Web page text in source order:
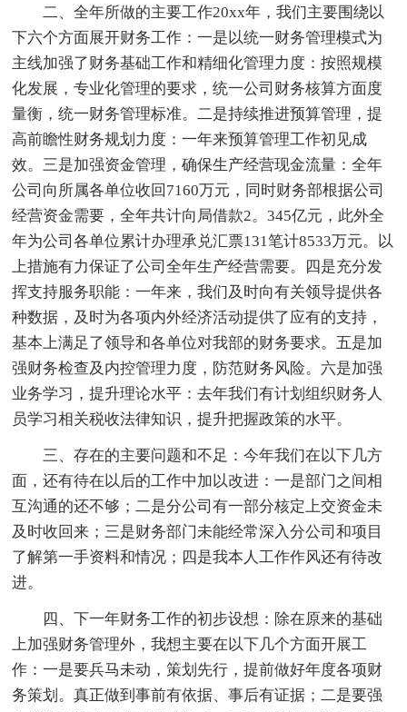
二、全年所做的主要工作20xx年，我们主要围绕以
下六个方面展开财务工作：一是以统一财务管理模式为
主线加强了财务基础工作和精细化管理力度：按照规模
化发展，专业化管理的要求，统一公司财务核算方面度
量衡，统一财务管理标准。二是持续推进预算管理，提
高前瞻性财务规划力度：一年来预算管理工作初见成
效。三是加强资金管理，确保生产经营现金流量：全年
公司向所属各单位收回7160万元，同时财务部根据公司
经营资金需要，全年共计向局借款2。345亿元，此外全
年为公司各单位累计办理承兑汇票131笔计8533万元。以
上措施有力保证了公司全年生产经营需要。四是充分发
挥支持服务职能：一年来，我们及时向有关领导提供各
种数据，及时为各项内外经济活动提供了应有的支持，
基本上满足了领导和各单位对我部的财务要求。五是加
强财务检查及内控管理力度，防范财务风险。六是加强
业务学习，提升理论水平：去年我们有计划组织财务人
员学习相关税收法律知识，提升把握政策的水平。
三、存在的主要问题和不足：今年我们在以下几方
面，还有待在以后的工作中加以改进：一是部门之间相
互沟通的还不够；二是分公司有一部分核定上交资金未
及时收回来；三是财务部门未能经常深入分公司和项目
了解第一手资料和情况；四是我本人工作作风还有待改
进。
四、下一年财务工作的初步设想：除在原来的基础
上加强财务管理外，我想主要在以下几个方面开展工
作：一是要兵马未动，策划先行，提前做好年度各项财
务策划。真正做到事前有依据、事后有证据；二是要强